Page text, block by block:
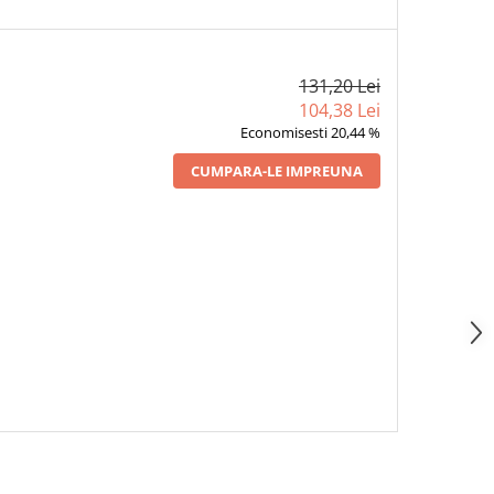
131,20 Lei
104,38 Lei
Economisesti 20,44 %
CUMPARA-LE IMPREUNA